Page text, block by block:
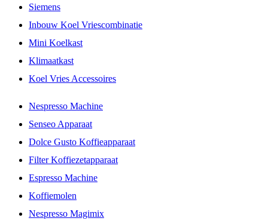
Siemens
Inbouw Koel Vriescombinatie
Mini Koelkast
Klimaatkast
Koel Vries Accessoires
Nespresso Machine
Senseo Apparaat
Dolce Gusto Koffieapparaat
Filter Koffiezetapparaat
Espresso Machine
Koffiemolen
Nespresso Magimix